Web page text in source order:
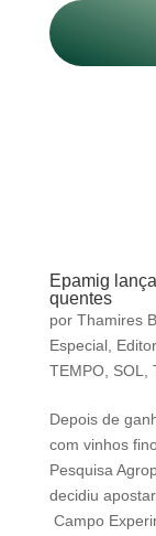
Epamig
quentes
por Thamires
Especial,
TEMPO, SOL
Depois de
com vinhos
Pesquisa
decidiu
Campo